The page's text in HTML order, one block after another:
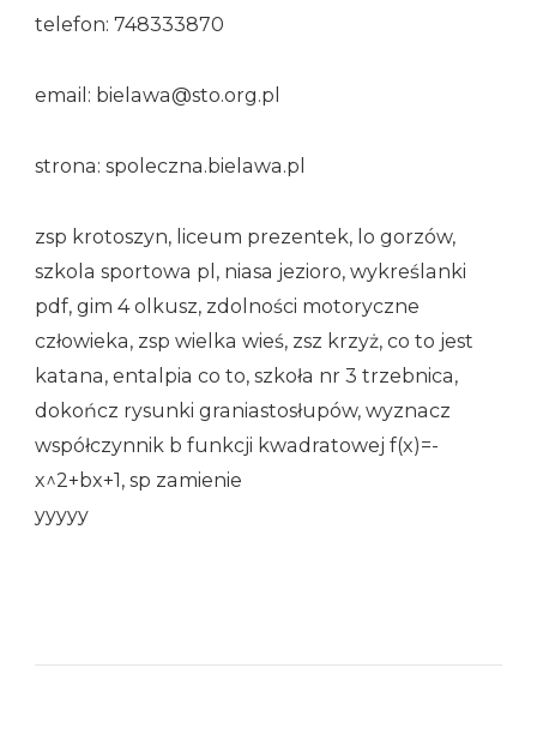
telefon: 748333870
email: bielawa@sto.org.pl
strona: spoleczna.bielawa.pl
zsp krotoszyn, liceum prezentek, lo gorzów,
szkola sportowa pl, niasa jezioro, wykreślanki
pdf, gim 4 olkusz, zdolności motoryczne
człowieka, zsp wielka wieś, zsz krzyż, co to jest
katana, entalpia co to, szkoła nr 3 trzebnica,
dokończ rysunki graniastosłupów, wyznacz
współczynnik b funkcji kwadratowej f(x)=-
x^2+bx+1, sp zamienie
yyyyy